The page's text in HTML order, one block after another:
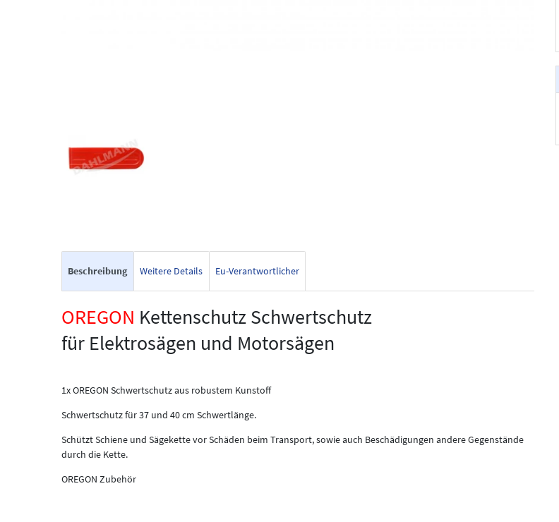
Beschreibung Weitere Details Eu-Verantwortlicher
OREGON Kettenschutz Schwertschutz
für Elektrosägen und Motorsägen
1x OREGON Schwertschutz aus robustem Kunstoff
Schwertschutz für 37 und 40 cm Schwertlänge.
Schützt Schiene und Sägekette vor Schäden beim Transport, sowie auch Beschädigungen andere Gegenstände
durch die Kette.
OREGON Zubehör